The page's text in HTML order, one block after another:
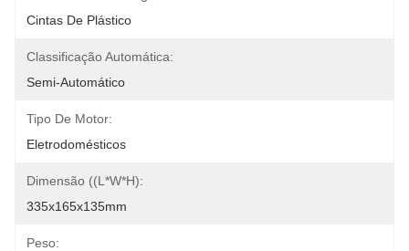
Cintas De Plástico
Classificação Automática:
Semi-Automático
Tipo De Motor:
Eletrodomésticos
Dimensão ((L*W*H):
335x165x135mm
Peso: